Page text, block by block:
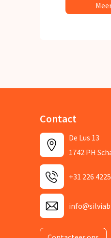
Contact
De Lus 13
1742 PH
+31 226